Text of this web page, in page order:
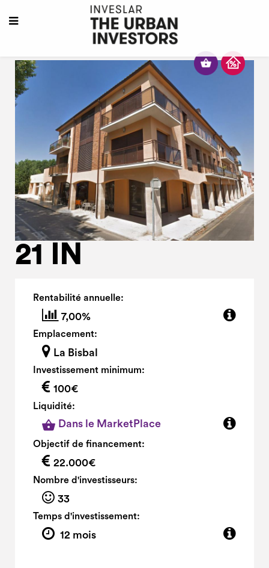
21 IN
Rentabilité annuelle:
7,00%
Emplacement:
La Bisbal
Investissement minimum:
100€
Liquidité:
Dans le MarketPlace
Objectif de financement:
22.000€
Nombre d'investisseurs:
33
Temps d'investissement:
12 mois